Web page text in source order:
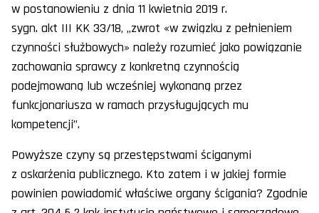
w postanowieniu z dnia 11 kwietnia 2019 r.
sygn. akt III KK 33/18, „zwrot «w związku z pełnieniem
czynności służbowych» należy rozumieć jako powiązanie
zachowania sprawcy z konkretną czynnością
podejmowaną lub wcześniej wykonaną przez
funkcjonariusza w ramach przysługujących mu
kompetencji”.
Powyższe czyny są przestępstwami ściganymi
z oskarżenia publicznego. Kto zatem i w jakiej formie
powinien powiadomić właściwe organy ścigania? Zgodnie